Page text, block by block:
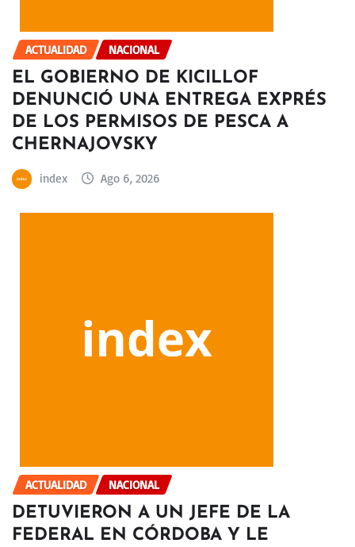
ACTUALIDAD NACIONAL
EL GOBIERNO DE KICILLOF
DENUNCIÓ UNA ENTREGA EXPRÉS
DE LOS PERMISOS DE PESCA A
CHERNAJOVSKY
index Ago 6, 2026
ACTUALIDAD NACIONAL
DETUVIERON A UN JEFE DE LA
FEDERAL EN CÓRDOBA Y LE